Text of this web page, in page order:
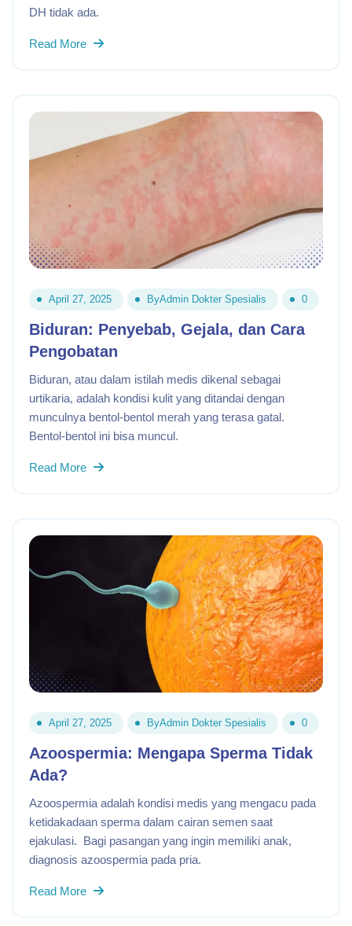
DH tidak ada.
Read More
April 27, 2025 ByAdmin Dokter Spesialis 0
Biduran: Penyebab, Gejala, dan Cara
Pengobatan
Biduran, atau dalam istilah medis dikenal sebagai
urtikaria, adalah kondisi kulit yang ditandai dengan
munculnya bentol-bentol merah yang terasa gatal.
Bentol-bentol ini bisa muncul.
Read More
April 27, 2025 ByAdmin Dokter Spesialis 0
Azoospermia: Mengapa Sperma Tidak
Ada?
Azoospermia adalah kondisi medis yang mengacu pada
ketidakadaan sperma dalam cairan semen saat
ejakulasi. Bagi pasangan yang ingin memiliki anak,
diagnosis azoospermia pada pria.
Read More